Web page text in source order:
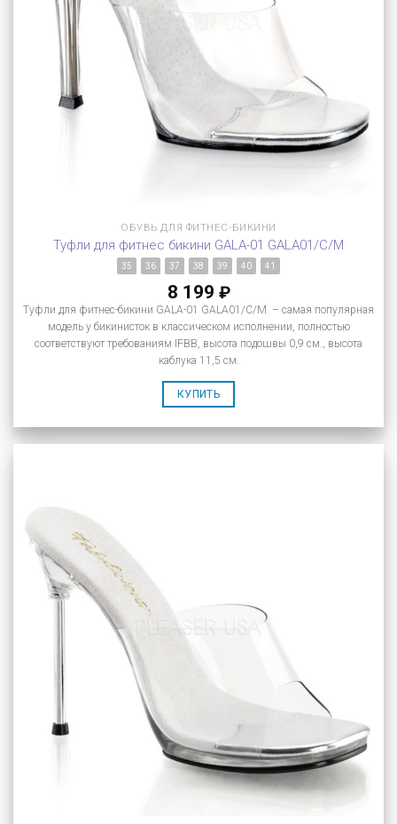
ОБУВЬ ДЛЯ ФИТНЕС-БИКИНИ
Туфли для фитнес бикини GALA-01 GALA01/C/M
35 36 37 38 39 40 41
8 199 ₽
Туфли для фитнес-бикини GALA-01 GALA01/C/M – самая популярная
модель у бикинисток в классическом исполнении, полностью
соответствуют требованиям IFBB, высота подошвы 0,9 см., высота
каблука 11,5 см.
КУПИТЬ